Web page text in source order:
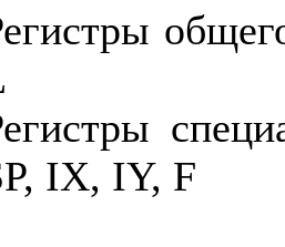
IX, IY, F